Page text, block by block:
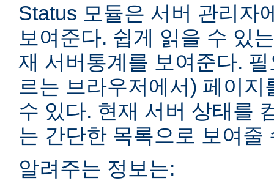
Status 모듈은 서버 관리자
보여준다. 쉽게 읽을 수 있
재 서버통계를 보여준다.
르는 브라우저에서) 페이지
수 있다. 현재 서버 상태를
는 간단한 목록으로 보여줄
알려주는 정보는: